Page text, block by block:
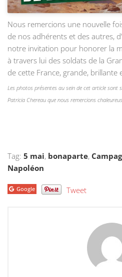
Nous remercions une nouvelle
de nos adhérents et des autres,
notre invitation pour honorer la
à travers lui des soldats de la
de cette France, grande, brillante
Les photos présentes au sein de cet article sont
Patricia Chereau que nous remercions
Tag: 5 mai, bonaparte,
Napoléon
Google Tweet